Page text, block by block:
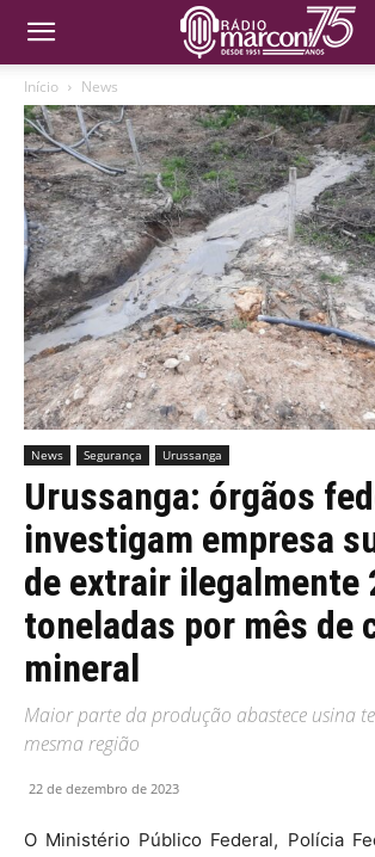
Início News
News Segurança Urussanga
Urussanga: órgãos
investigam empresa
de extrair ilegalmente
toneladas por mês de
mineral
Maior parte da produção abastece usina
mesma região
22 de dezembro de 2023
O Ministério Público Federal, Polícia